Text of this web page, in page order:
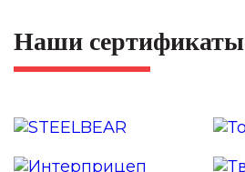
Наши сертификаты